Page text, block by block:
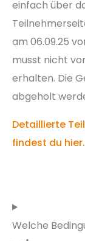
einfach über
am 06.09.25
musst nicht
erhalten. Die
abgeholt
Detaillierte
findest du hier.
Welche